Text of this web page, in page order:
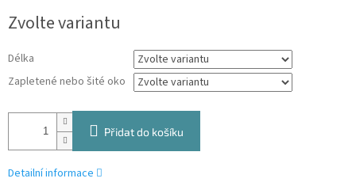
cena:
Zvolte variantu
Délka
Zapletené nebo šité oko
Přidat do košíku
Detailní informace